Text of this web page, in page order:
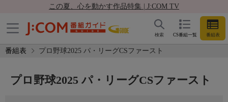
この夏、心を動かす作品特集 | J:COM TV
CS番組一覧 番組表
検索
番組表 プロ野球2025 パ・リーグCSファースト
プロ野球2025 パ・リーグCSファースト